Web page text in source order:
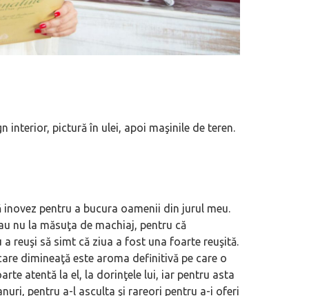
interior, pictură în ulei, apoi maşinile de teren.
pentru a bucura oamenii din jurul meu.
nu la măsuţa de machiaj, pentru că
reuşi să simt că ziua a fost una foarte reuşită.
dimineaţă este aroma definitivă pe care o
atentă la el, la dorinţele lui, iar pentru asta
pentru a-l asculta şi rareori pentru a-i oferi